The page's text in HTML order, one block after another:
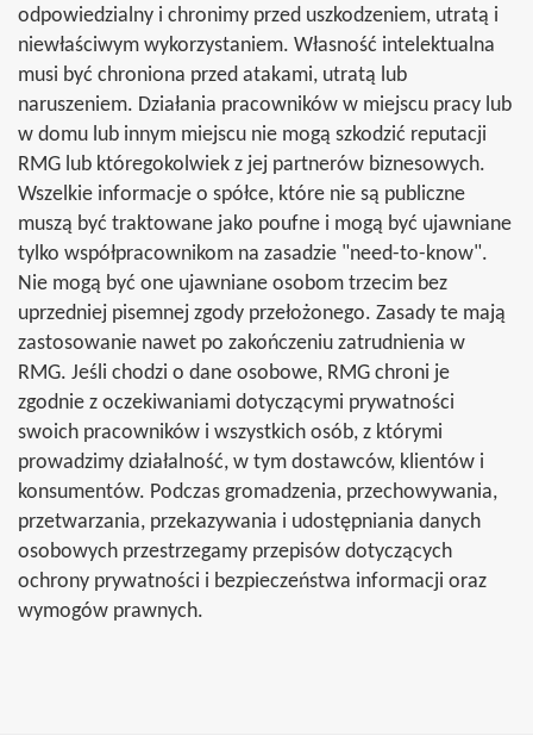
odpowiedzialny i chronimy przed uszkodzeniem, utratą i
niewłaściwym wykorzystaniem. Własność intelektualna
musi być chroniona przed atakami, utratą lub
naruszeniem. Działania pracowników w miejscu pracy lub
w domu lub innym miejscu nie mogą szkodzić reputacji
RMG lub któregokolwiek z jej partnerów biznesowych.
Wszelkie informacje o spółce, które nie są publiczne
muszą być traktowane jako poufne i mogą być ujawniane
tylko współpracownikom na zasadzie "need-to-know".
Nie mogą być one ujawniane osobom trzecim bez
uprzedniej pisemnej zgody przełożonego. Zasady te mają
zastosowanie nawet po zakończeniu zatrudnienia w
RMG. Jeśli chodzi o dane osobowe, RMG chroni je
zgodnie z oczekiwaniami dotyczącymi prywatności
swoich pracowników i wszystkich osób, z którymi
prowadzimy działalność, w tym dostawców, klientów i
konsumentów. Podczas gromadzenia, przechowywania,
przetwarzania, przekazywania i udostępniania danych
osobowych przestrzegamy przepisów dotyczących
ochrony prywatności i bezpieczeństwa informacji oraz
wymogów prawnych.